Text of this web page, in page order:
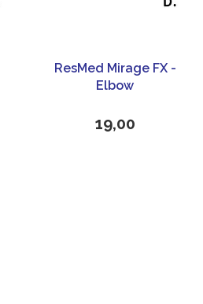
ResMed Mirage FX -
Elbow
19,00